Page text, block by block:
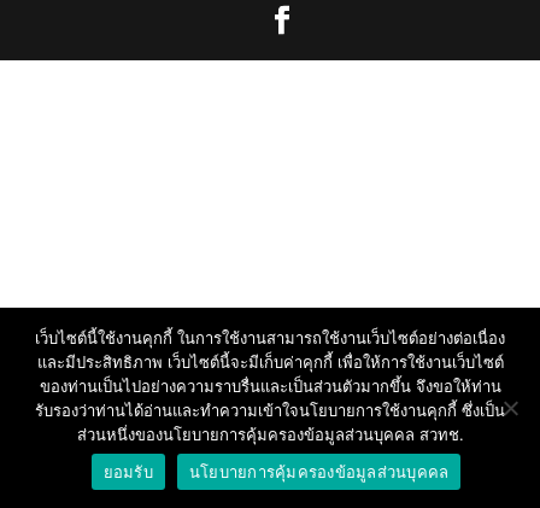
เว็บไซต์นี้ใช้งานคุกกี้ ในการใช้งานสามารถใช้งานเว็บไซต์อย่างต่อเนื่อง
และมีประสิทธิภาพ เว็บไซต์นี้จะมีเก็บค่าคุกกี้ เพื่อให้การใช้งานเว็บไซต์
ของท่านเป็นไปอย่างความราบรื่นและเป็นส่วนตัวมากขึ้น จึงขอให้ท่าน
รับรองว่าท่านได้อ่านและทำความเข้าใจนโยบายการใช้งานคุกกี้ ซึ่งเป็น
ส่วนหนึ่งของนโยบายการคุ้มครองข้อมูลส่วนบุคคล สวทช.
ยอมรับ
นโยบายการคุ้มครองข้อมูลส่วนบุคคล